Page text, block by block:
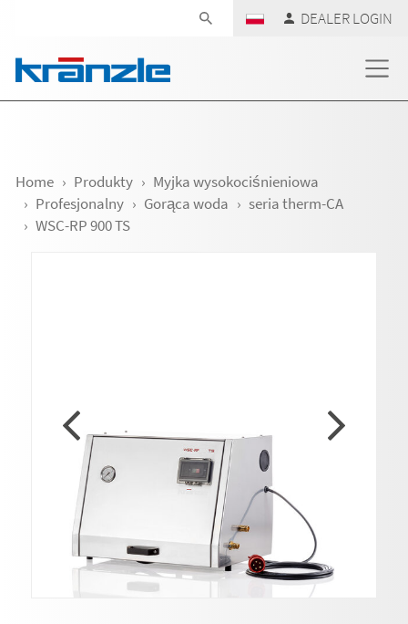
DEALER LOGIN
Home Produkty
Myjka wysokociśnieniowa
Profesjonalny
Gorąca woda
seria therm-CA
WSC-RP 900 TS